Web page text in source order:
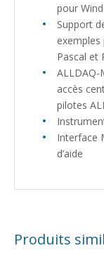
pour
Support
exemples
Pascal et
ALLDAQ-
accès
pilotes
Interface
d’aide
Produits